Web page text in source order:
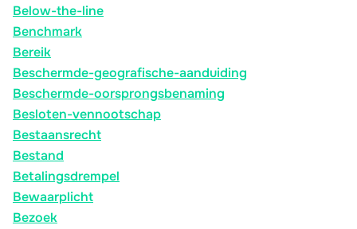
Below-the-line
Benchmark
Bereik
Beschermde-geografische-aanduiding
Beschermde-oorsprongsbenaming
Besloten-vennootschap
Bestaansrecht
Bestand
Betalingsdrempel
Bewaarplicht
Bezoek